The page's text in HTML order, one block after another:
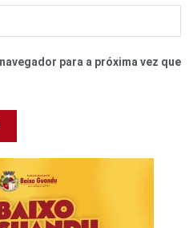
para a próxima vez que